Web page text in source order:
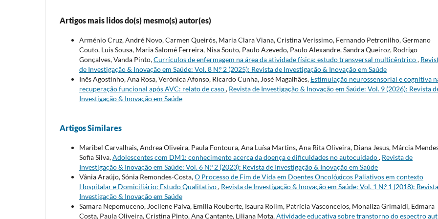
Artigos mais lidos do(s) mesmo(s) autor(es)
Arménio Cruz, André Novo, Carmen Queirós, Maria Clara Viana, Cristina Verissimo, Fernando Petronilho, Germano
Couto, Luis Sousa, Maria Salomé Ferreira, Nisa Souto, Paulo Azevedo, Paulo Alexandre, Sandra Queiroz, Rodrigo
Gonçalves, Vanda Pinto,Currículos de enfermagem na área da atividade física: estudo transversal multicêntrico,
de Investigação & Inovação em Saúde: Vol. 8 N.º 2 (2025): Revista de Investigação & Inovação em Saúde
Inês Agostinho, Ana Rosa, Verónica Afonso, Ricardo Cunha, José Magalhães, Estimulação neurossensorial e cognitiva
recuperação funcional após AVC: relato de caso, Revista de Investigação & Inovação em Saúde: Vol. 9 (2026): Revista
Investigação & Inovação em Saúde
Artigos Similares
Maribel Carvalhais, Andrea Oliveira, Paula Fontoura, Ana Luísa Martins, Ana Rita Oliveira, Diana Jesus, Márcia
Sofia Silva,Adolescentes com DM1: conhecimento acerca da doença e dificuldades no autocuidado, Revista de
Investigação & Inovação em Saúde: Vol. 6 N.º 2 (2023): Revista de Investigação & Inovação em Saúde
Vânia Araújo, Sónia Remondes-Costa,O Processo de Fim de Vida em Doentes Oncológicos Paliativos em contexto
Hospitalar e Domiciliário: Estudo Qualitativo, Revista de Investigação & Inovação em Saúde: Vol. 1 N.º 1 (2018):
Investigação & Inovação em Saúde
Samara Nepomuceno, Jocilene Paiva, Emilia Rouberte, Isaura Rolim, Patrícia Vasconcelos, Monaliza Grimaldi, Edmara
Costa, Paula Oliveira, Cristina Pinto, Ana Cantante, Liliana Mota,Atividade educativa sobre transtorno do espectro